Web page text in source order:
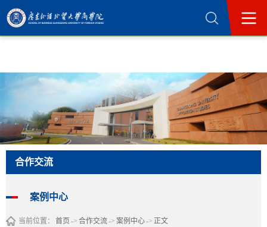
365英国上市公司(集团)官方网站-Official
合作交流
案例中心
当前位置： 首页 -> 合作交流-> 案例中心-> 正文